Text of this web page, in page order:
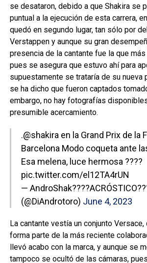
se desataron, debido a que Shakira se
puntual a la ejecución de esta carrera,
quedó en segundo lugar, tan sólo por
Verstappen y aunque su gran
presencia de la cantante fue la que
pues se asegura que estuvo ahí para
supuestamente se trataría de su nueva
se ha dicho que fueron captados
embargo, no hay fotografías
presumible acercamiento.
.@shakira en la Grand Prix de la
Barcelona Modo coqueta ante
Esa melena, luce hermosa ????
pic.twitter.com/el12TA4rUN
—
(@DiAndrotoro) June 4, 2023
La cantante vestía un conjunto
forma parte de la más reciente
llevó acabo con la marca, y aunque se
tampoco se ocultó de las cámaras,